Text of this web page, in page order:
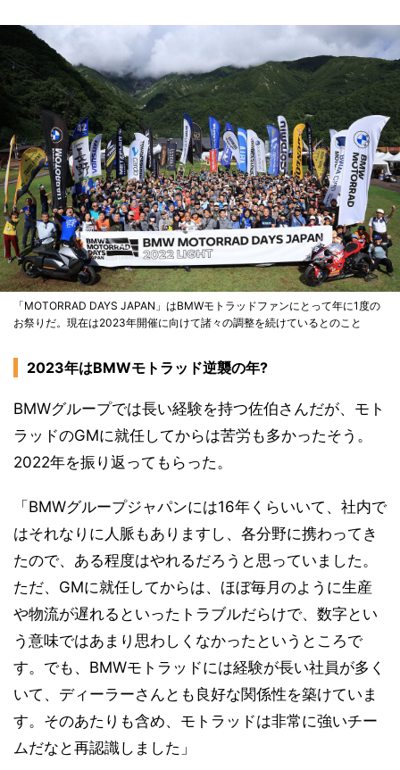
「MOTORRAD DAYS JAPAN」はBMWモトラッドファンにとって年に1度の
お祭りだ。現在は2023年開催に向けて諸々の調整を続けているとのこと
2023年はBMWモトラッド逆襲の年?
BMWグループでは長い経験を持つ佐伯さんだが、モト
ラッドのGMに就任してからは苦労も多かったそう。
2022年を振り返ってもらった。
「BMWグループジャパンには16年くらいいて、社内で
はそれなりに人脈もありますし、各分野に携わってき
たので、ある程度はやれるだろうと思っていました。
ただ、GMに就任してからは、ほぼ毎月のように生産
や物流が遅れるといったトラブルだらけで、数字とい
う意味ではあまり思わしくなかったというところで
す。でも、BMWモトラッドには経験が長い社員が多く
いて、ディーラーさんとも良好な関係性を築けていま
す。そのあたりも含め、モトラッドは非常に強いチー
ムだなと再認識しました」